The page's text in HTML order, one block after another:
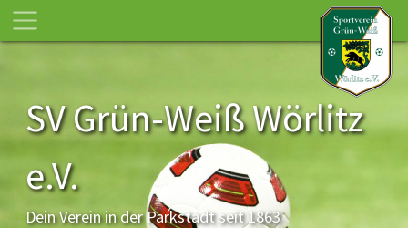
SV Grün-Weiß Wörlitz
e.V.
Dein Verein in der Parkstadt seit 1863